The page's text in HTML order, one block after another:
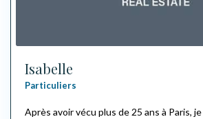
Isabelle
Particuliers
Après avoir vécu plus de 25 ans à Paris, je